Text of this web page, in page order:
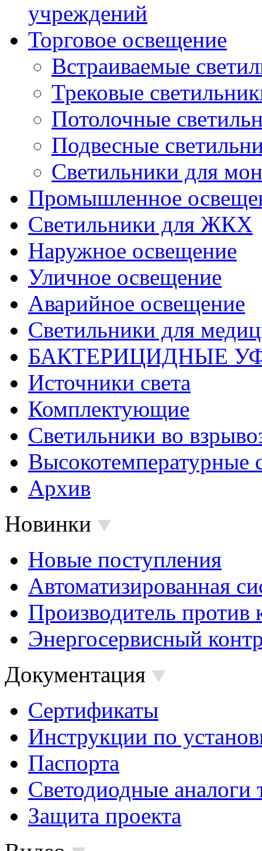
учреждений
Торговое освещение
Встраиваемые
Трековые
Потолочные
Подвесные
Светильники для
Промышленное
Светильники для ЖКХ
Наружное освещение
Уличное освещение
Аварийное освещение
Светильники для
БАКТЕРИЦИДНЫЕ
Источники света
Комплектующие
Светильники во
Высокотемпературные
Архив
Новинки
Новые поступления
Автоматизированная
Производитель против
Энергосервисный
Документация
Сертификаты
Инструкции по
Паспорта
Светодиодные аналоги
Защита проекта